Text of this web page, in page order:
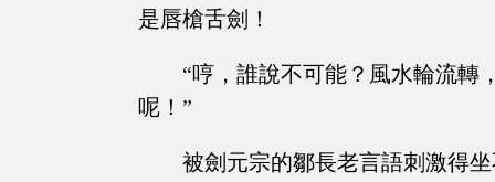
是唇槍舌劍！
“哼，誰說不可能？風水輪流轉
呢！”
被劍元宗的鄒長老言語刺激得